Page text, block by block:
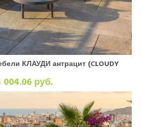
КЛАУДИ антрацит (CLOUDY
004.06 руб.